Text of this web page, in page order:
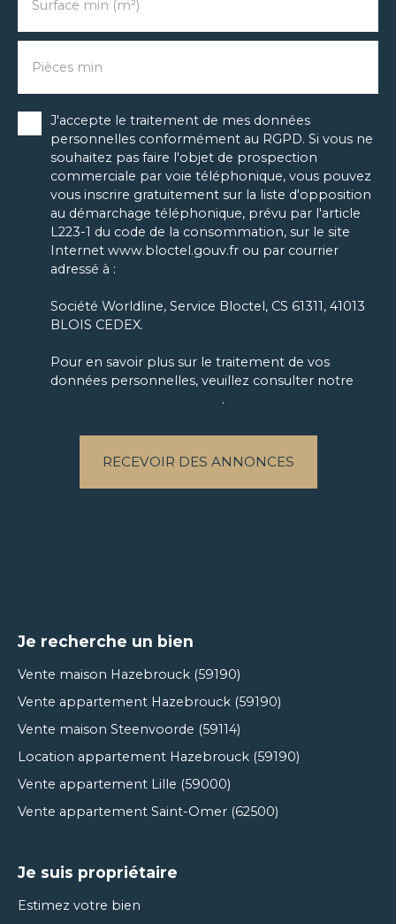
Surface min (m²)
Pièces min
J'accepte le traitement de mes données
personnelles conformément au RGPD. Si vous ne
souhaitez pas faire l'objet de prospection
commerciale par voie téléphonique, vous pouvez
vous inscrire gratuitement sur la liste d'opposition
au démarchage téléphonique, prévu par l'article
L223-1 du code de la consommation, sur le site
Internet www.bloctel.gouv.fr ou par courrier
adressé à :
Société Worldline, Service Bloctel, CS 61311, 41013
BLOIS CEDEX.
Pour en savoir plus sur le traitement de vos
données personnelles, veuillez consulter notre
.
RECEVOIR DES ANNONCES
Je recherche un bien
Vente maison Hazebrouck (59190)
Vente appartement Hazebrouck (59190)
Vente maison Steenvoorde (59114)
Location appartement Hazebrouck (59190)
Vente appartement Lille (59000)
Vente appartement Saint-Omer (62500)
Je suis propriétaire
Estimez votre bien